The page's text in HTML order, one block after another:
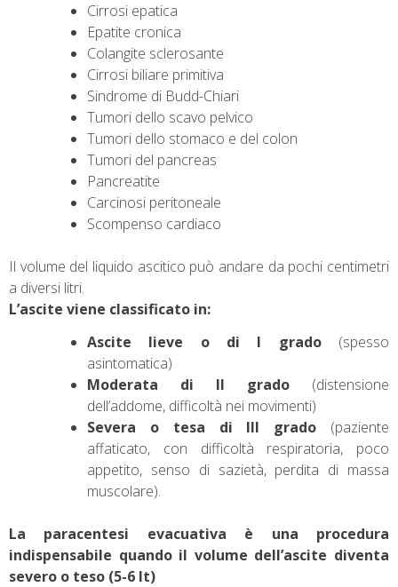
Cirrosi epatica
Epatite cronica
Colangite sclerosante
Cirrosi biliare primitiva
Sindrome di Budd-Chiari
Tumori dello scavo pelvico
Tumori dello stomaco e del colon
Tumori del pancreas
Pancreatite
Carcinosi peritoneale
Scompenso cardiaco
Il volume del liquido ascitico può andare da pochi centimetri
a diversi litri.
L’ascite viene classificato in:
Ascite lieve o di I grado(spesso
asintomatica)
Moderata di II grado (distensione
dell’addome, difficoltà nei movimenti)
Severa o tesa di III grado (paziente
affaticato, con difficoltà respiratoria, poco
appetito, senso di sazietà, perdita di massa
muscolare).
La paracentesi evacuativa è una procedura
indispensabile quando il volume dell’ascite diventa
severo o teso (5-6 lt)